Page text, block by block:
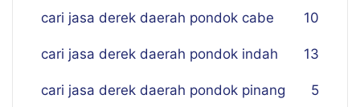
cari jasa derek daerah pondok cabe 10
cari jasa derek daerah pondok indah 13
cari jasa derek daerah pondok pinang 5